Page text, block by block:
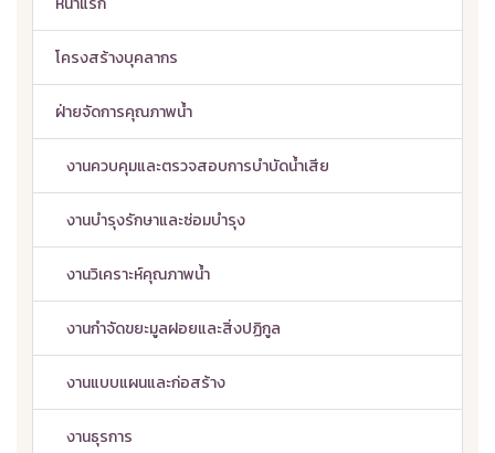
โครงสร้างบุคลากร
ฝ่ายจัดการคุณภาพน้ำ
งานควบคุมและตรวจสอบการบำบัดน้ำเสีย
งานบำรุงรักษาและซ่อมบำรุง
งานวิเคราะห์คุณภาพน้ำ
งานกำจัดขยะมูลฝอยและสิ่งปฏิกูล
งานแบบแผนและก่อสร้าง
งานธุรการ